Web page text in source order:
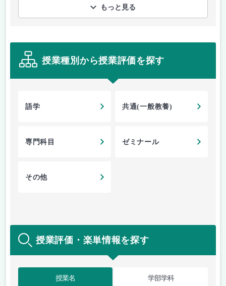
もっと見る
授業種別から授業評価を探す
語学 共通(一般教養)
専門科目 ゼミナール
その他
授業評価・楽単情報を探す
授業名 学部学科